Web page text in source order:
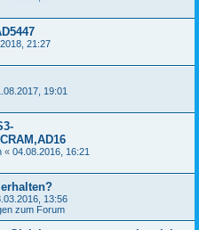
21:27
19:01
« 04.08.2016, 16:21
13:56
zum Forum